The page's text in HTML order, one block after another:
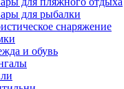
для рыбалки
снаряжение
и обувь